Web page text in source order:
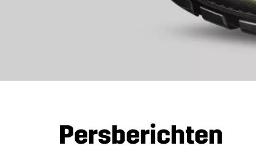
Persberichten